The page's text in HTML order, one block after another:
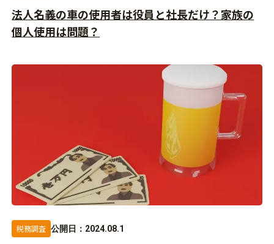
法人名義の車の使用者は役員と社長だけ？家族の
個人使用は問題？
税務調査 公開日：2024.08.1